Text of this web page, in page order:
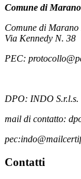
Comune di
Comune di Marano
Via Kennedy N. 38
PEC:
DPO: INDO S.r.l.s.
mail di contatto:
Contatti